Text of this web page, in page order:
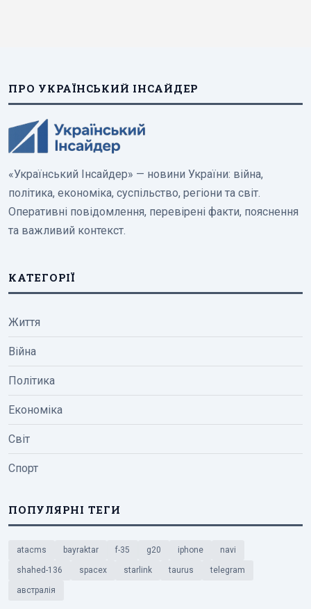
ПРО УКРАЇНСЬКИЙ ІНСАЙДЕР
«Український Інсайдер» — новини України: війна,
політика, економіка, суспільство, регіони та світ.
Оперативні повідомлення, перевірені факти, пояснення
та важливий контекст.
КАТЕГОРІЇ
Життя
Війна
Політика
Економіка
Світ
Спорт
ПОПУЛЯРНІ ТЕГИ
atacms bayraktar f-35 g20 iphone navi
shahed-136 spacex starlink taurus telegram
австралія